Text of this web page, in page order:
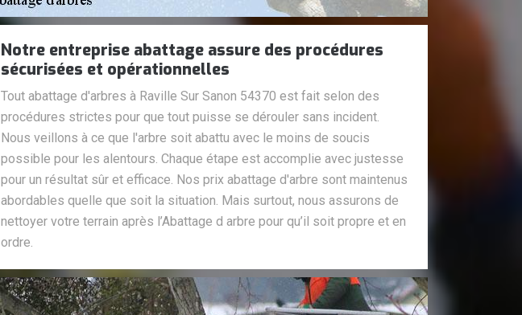
Notre entreprise abattage assure des procédures
sécurisées et opérationnelles
Tout abattage d'arbres à Raville Sur Sanon 54370 est fait selon des
procédures strictes pour que tout puisse se dérouler sans incident.
Nous veillons à ce que l'arbre soit abattu avec le moins de soucis
possible pour les alentours. Chaque étape est accomplie avec justesse
pour un résultat sûr et efficace. Nos prix abattage d'arbre sont maintenus
abordables quelle que soit la situation. Mais surtout, nous assurons de
nettoyer votre terrain après l’Abattage d arbre pour qu’il soit propre et en
ordre.